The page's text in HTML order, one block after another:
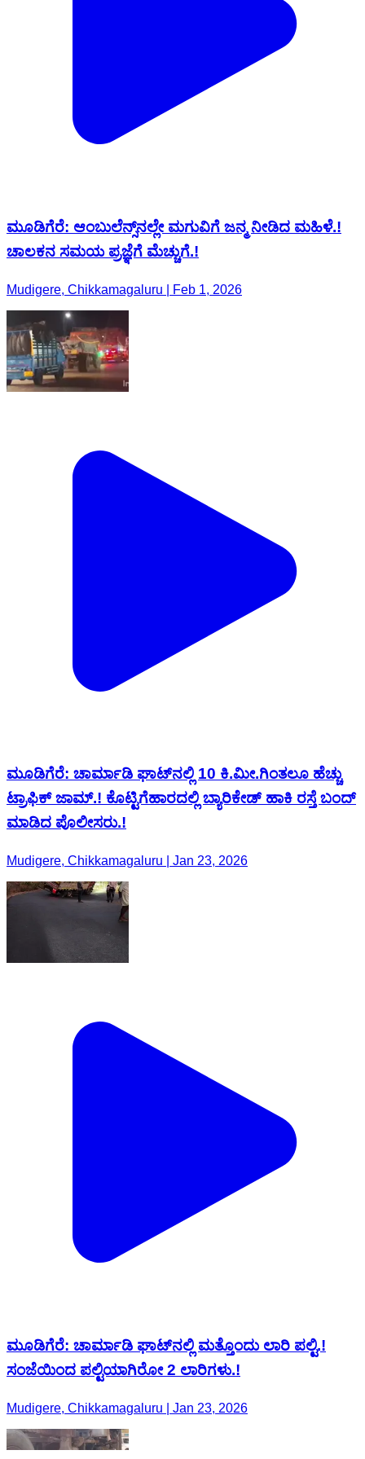
ಮೂಡಿಗೆರೆ: ಆಂಬುಲೆನ್ಸ್‌ನಲ್ಲೇ ಮಗುವಿಗೆ ಜನ್ಮ ನೀಡಿದ ಮಹಿಳೆ.!
ಚಾಲಕನ ಸಮಯ ಪ್ರಜ್ಞೆಗೆ ಮೆಚ್ಚುಗೆ.!
Mudigere, Chikkamagaluru | Feb 1, 2026
ಮೂಡಿಗೆರೆ: ಚಾರ್ಮಾಡಿ ಘಾಟ್‌ನಲ್ಲಿ 10 ಕಿ.ಮೀ.ಗಿಂತಲೂ ಹೆಚ್ಚು
ಟ್ರಾಫಿಕ್ ಜಾಮ್.! ಕೊಟ್ಟಿಗೆಹಾರದಲ್ಲಿ ಬ್ಯಾರಿಕೇಡ್ ಹಾಕಿ ರಸ್ತೆ ಬಂದ್
ಮಾಡಿದ ಪೊಲೀಸರು.!
Mudigere, Chikkamagaluru | Jan 23, 2026
ಮೂಡಿಗೆರೆ: ಚಾರ್ಮಾಡಿ ಘಾಟ್‌ನಲ್ಲಿ ಮತ್ತೊಂದು ಲಾರಿ ಪಲ್ಟಿ.!
ಸಂಜೆಯಿಂದ ಪಲ್ಟಿಯಾಗಿರೋ 2 ಲಾರಿಗಳು.!
Mudigere, Chikkamagaluru | Jan 23, 2026